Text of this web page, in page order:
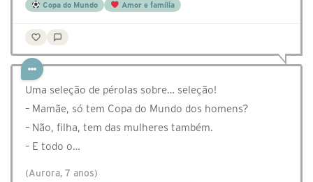
Copa do Mundo Amor e família
Uma seleção de pérolas sobre… seleção!
– Mamãe, só tem Copa do Mundo dos homens?
– Não, filha, tem das mulheres também.
– E todo o…
(Aurora, 7 anos)